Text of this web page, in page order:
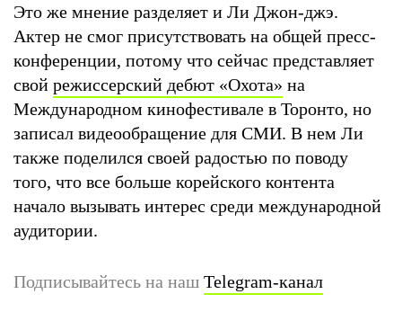
Это же мнение разделяет и Ли Джон-джэ.
Актер не смог присутствовать на общей пресс-
конференции, потому что сейчас представляет
свой режиссерский дебют «Охота» на
Международном кинофестивале в Торонто, но
записал видеообращение для СМИ. В нем Ли
также поделился своей радостью по поводу
того, что все больше корейского контента
начало вызывать интерес среди международной
аудитории.
Подписывайтесь на наш Telegram-канал